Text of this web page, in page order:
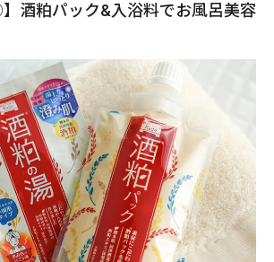
酒粕パック&入浴料でお風呂美容